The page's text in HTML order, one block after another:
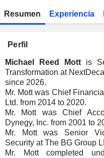
Resumen Experiencia
Perfil
Michael Reed Mott is
Transformation at
since 2026.
Mr. Mott was Chief
Ltd. from 2014 to 2020.
Mr. Mott was Chief
Dynegy, Inc. from 2001 to
Mr. Mott was Senior
Security at The BG Group
Mr. Mott completed